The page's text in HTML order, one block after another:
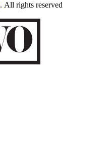
. All rights reserved